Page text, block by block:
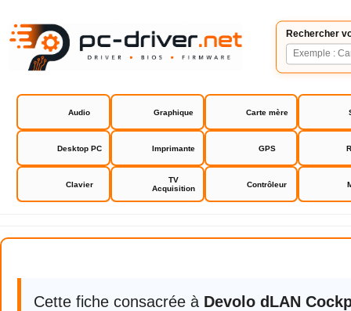
Rechercher
Audio Graphique Carte mère
Desktop PC Imprimante GPS
Clavier
TV
Acquisition
Contrôleur
Devolo dLAN Cockpit
Cette fiche consacrée à Devolo dLAN